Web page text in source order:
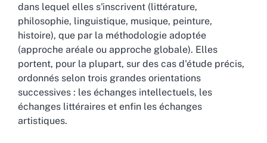
dans lequel elles s'inscrivent (littérature,
philosophie, linguistique, musique, peinture,
histoire), que par la méthodologie adoptée
(approche aréale ou approche globale). Elles
portent, pour la plupart, sur des cas d'étude précis,
ordonnés selon trois grandes orientations
successives : les échanges intellectuels, les
échanges littéraires et enfin les échanges
artistiques.